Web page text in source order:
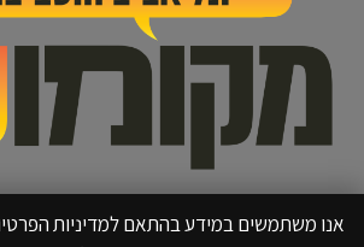
אנו משתמשים במידע בהתאם למדיניות